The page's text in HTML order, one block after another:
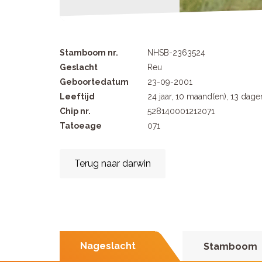
Stamboom nr.
NHSB-2363524
Geslacht
Reu
Geboortedatum
23-09-2001
Leeftijd
24 jaar, 10 maand(en), 13
Chip nr.
528140001212071
Tatoeage
071
Terug naar darwin
Nageslacht Stamboom